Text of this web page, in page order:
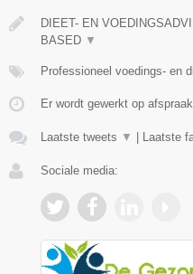
DIEET- EN
BASED ▼
Professioneel voedings- en
Er wordt gewerkt op afspraak.
Laatste tweets ▼ | Laatste
Sociale media: